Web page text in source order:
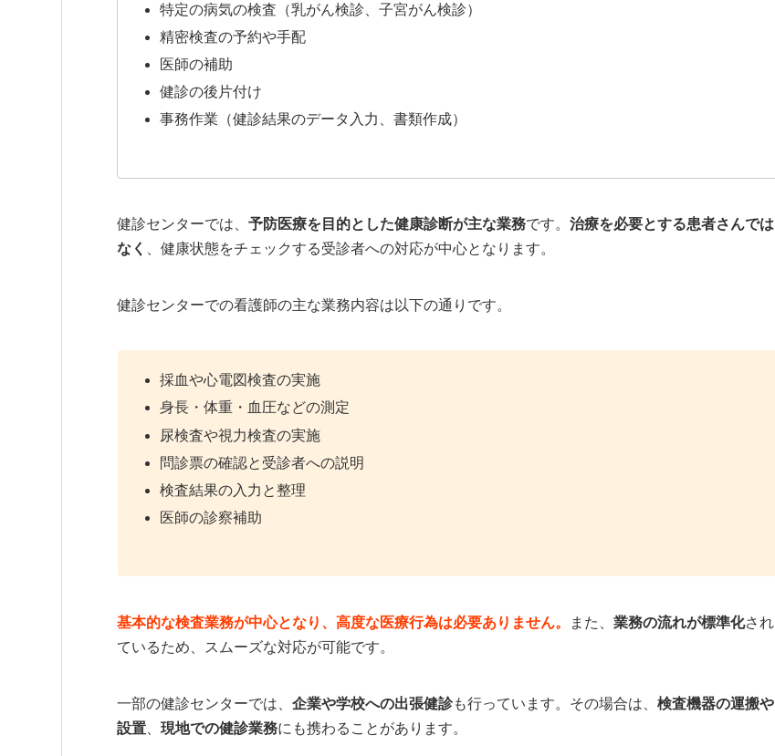
特定の病気の検査（乳がん検診、子宮がん検診）
精密検査の予約や手配
医師の補助
健診の後片付け
事務作業（健診結果のデータ入力、書類作成）
健診センターでは、 予防医療を目的とした健康診断が主な業務です。 治療を必要とする患者さんでは
なく
、健康状態をチェックする受診者への対応が中心となります。
健診センターでの看護師の主な業務内容は以下の通りです。
採血や心電図検査の実施
身長・体重・血圧などの測定
尿検査や視力検査の実施
問診票の確認と受診者への説明
検査結果の入力と整理
医師の診察補助
基本的な検査業務が中心となり、高度な医療行為は必要ありません。 また、 業務の流れが標準化され
ているため、スムーズな対応が可能です。
一部の健診センターでは、 企業や学校への出張健診も行っています。その場合は、 検査機器の運搬や
設置
現地での健診業務にも携わることがあります。